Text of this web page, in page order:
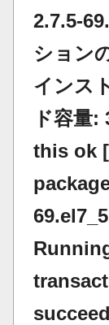
2.7.5-
ション
インス
ド容量
this ok